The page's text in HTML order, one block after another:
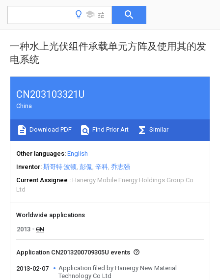
一种水上光伏组件承载单元方阵及使用其的发
电系统
CN203103321U
China
Download PDF Find Prior Art Similar
Other languages English
Inventor 斯哥特·波顿 彭侃 辛科 乔志强
Current Assignee
Hanergy Mobile Energy Holdings Group Co
Ltd
Worldwide applications
2013
CN
Application CN2013200709305U events
2013-02-07
Application filed by Hanergy New Material
Technology Co Ltd